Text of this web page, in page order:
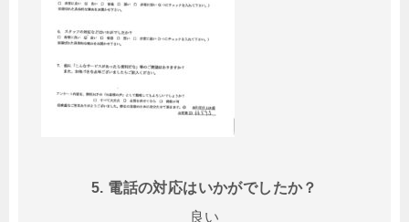
5. 電話の対応はいかがでしたか？
良い